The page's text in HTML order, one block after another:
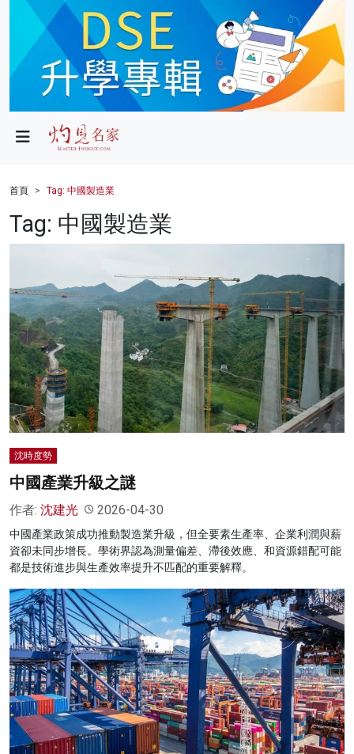
政局
財經
健康
商業
科技
影片
名家榜
灼見活動
首頁 Tag: 中國製造業
Tag: 中國製造業
沈時度勢
中國產業升級之謎
作者: 沈建光 2026-04-30
中國產業政策成功推動製造業升級，但全要素生產率、企業利潤與薪
資卻未同步增長。學術界認為測量偏差、滯後效應、和資源錯配可能
都是技術進步與生產效率提升不匹配的重要解釋。